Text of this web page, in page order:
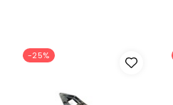
-25%